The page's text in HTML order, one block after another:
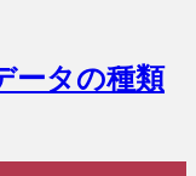
ータの種類